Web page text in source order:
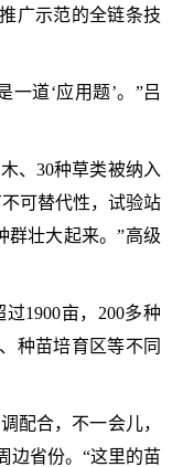
广示范的全链条技
一道‘应用题’。”吕
、30种草类被纳入
可替代性，试验站
群壮大起来。”高级
1900亩，200多种
种苗培育区等不同
配合，不一会儿，
边省份。“这里的苗